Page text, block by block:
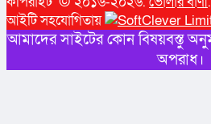
আইটি সহযোগিতায়
আমাদের সাইটের কোন বিষয়বস্তু
অপরাধ।